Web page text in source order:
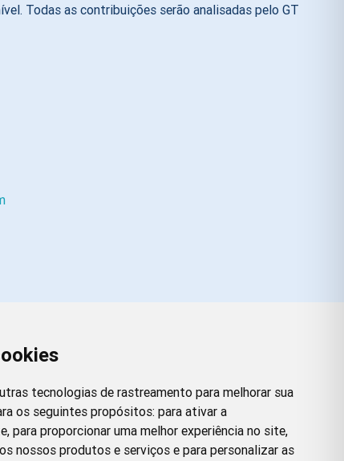
tecnologias de rastreamento para melhorar sua
os seguintes propósitos: para ativar a
, para proporcionar uma melhor experiência no site,
nossos produtos e serviços e para personalizar as
Todas as contribuições serão analisadas pelo GT
Sociais
Facebook Instagram Twitter Pinterest